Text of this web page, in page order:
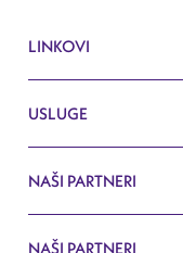
LINKOVI
Cjenik
Prije i poslije
Pitanja i odgovori
USLUGE
Estetska kirurgija
Kirurgija
NAŠI PARTNERI
NAŠI PARTNERI